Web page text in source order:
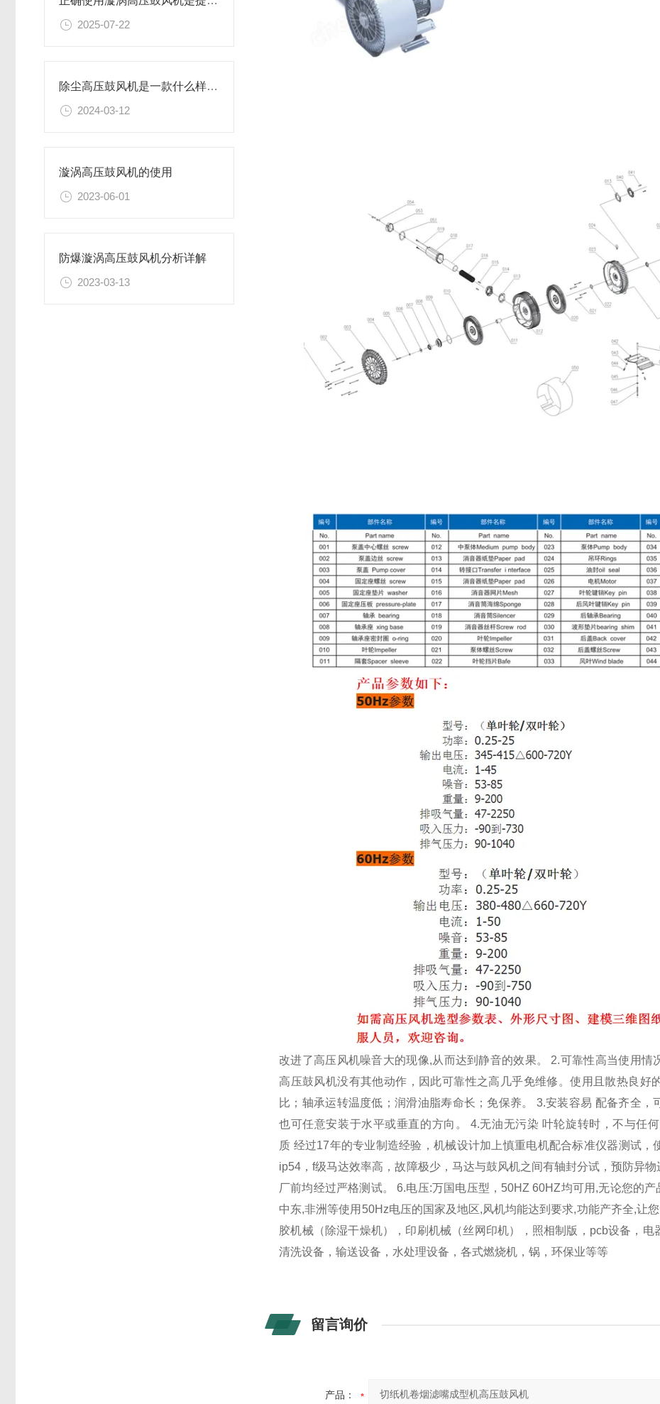
2025-07-22
除尘高压鼓风机是一款什么样的设备
2024-03-12
漩涡高压鼓风机的使用
2023-06-01
防爆漩涡高压鼓风机分析详解
2023-03-13
改进了高压风机噪音大的现像,从而达到静音的效果。 2.可靠性高当使用情
高压鼓风机没有其他动作，因此可靠性之高几乎免维修。使用且散热良好
比；轴承运转温度低；润滑油脂寿命长；免保养。
3.安装容易 配备齐全，
也可任意安装于水平或垂直的方向。
4.无油无污染 叶轮旋转时，不与任
质 经过17年的专业制造经验，机械设计加上慎重电机配合标准仪器测试
ip54 ，f级马达效率高，故障极少，马达与鼓风机之间有轴封分试，预防异
厂前均经过严格测试。
6.电压:万国电压型， 50HZ 60HZ均可用 ,无论您的产
中东,非洲等使用 50Hz电压的国家及地区,风机均能达到要求,功能产齐全,让
胶机械（除湿干燥机），印刷机械（丝网印机），照相制版， pcb设备，电
清洗设备，输送设备，水处理设备，各式燃烧机，锅，环保业等等
留言询价
产品：